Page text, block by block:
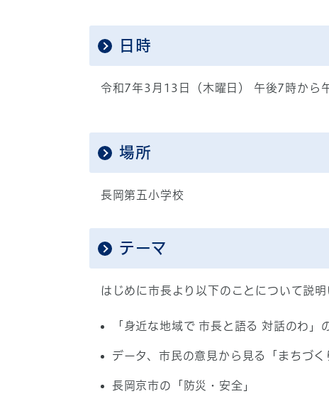
日時
令和7年3月13日（木曜日） 午後7時から
場所
長岡第五小学校
テーマ
はじめに市長より以下のことについて説明
「身近な地域で 市長と語る 対話のわ」
データ、市民の意見から見る「まちづく
長岡京市の「防災・安全」